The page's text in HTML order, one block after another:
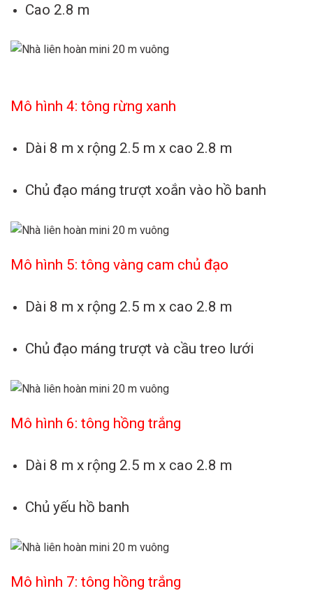
Cao 2.8 m
Mô hình 4: tông rừng xanh
Dài 8 m x rộng 2.5 m x cao 2.8 m
Chủ đạo máng trượt xoắn vào hồ banh
Mô hình 5: tông vàng cam chủ đạo
Dài 8 m x rộng 2.5 m x cao 2.8 m
Chủ đạo máng trượt và cầu treo lưới
Mô hình 6: tông hồng trắng
Dài 8 m x rộng 2.5 m x cao 2.8 m
Chủ yếu hồ banh
Mô hình 7: tông hồng trắng